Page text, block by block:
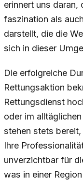
erinnert uns
faszination als
darstellt, die die
sich in dieser
Die erfolgreiche
Rettungsaktion
Rettungsdienst
oder im
stehen stets
Ihre
unverzichtbar für
was in einer